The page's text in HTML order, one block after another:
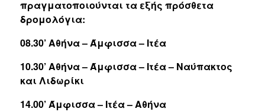
πραγματοποιούνται τα εξής πρόσθετα
δρομολόγια:
08.30’ Αθήνα – Άμφισσα – Ιτέα
10.30’ Αθήνα – Άμφισσα – Ιτέα – Ναύπακτος
και Λιδωρίκι
14.00’ Άμφισσα – Ιτέα – Αθήνα